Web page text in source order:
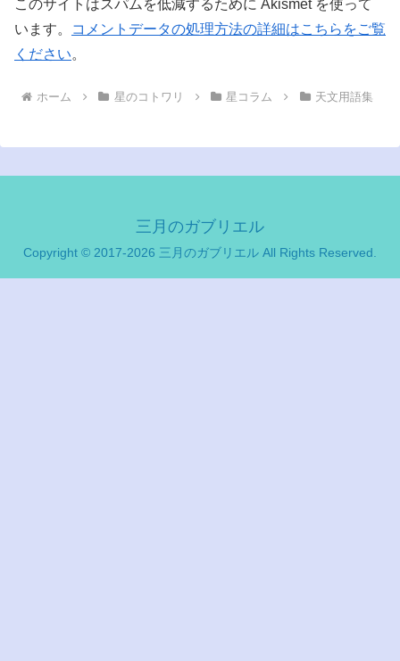
このサイトはスパムを低減するために Akismet を使って
います。
コメントデータの処理方法の詳細はこちらをご覧
ください。
ホーム 星のコトワリ 星コラム 天文用語集
三月のガブリエル
Copyright © 2017-2026 三月のガブリエル All Rights Reserved.